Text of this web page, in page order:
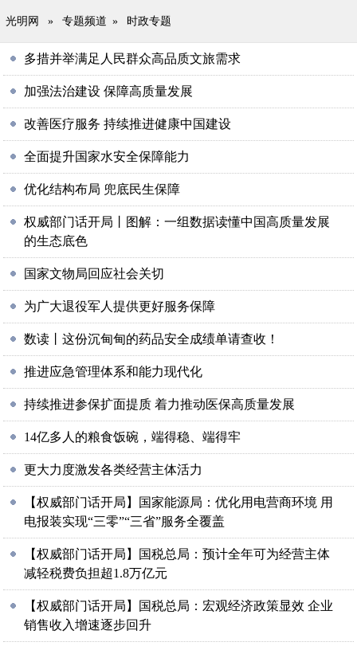
光明网 » 专题频道 » 时政专题
多措并举满足人民群众高品质文旅需求
加强法治建设 保障高质量发展
改善医疗服务 持续推进健康中国建设
全面提升国家水安全保障能力
优化结构布局 兜底民生保障
权威部门话开局丨图解：一组数据读懂中国高质量发展
的生态底色
国家文物局回应社会关切
为广大退役军人提供更好服务保障
数读丨这份沉甸甸的药品安全成绩单请查收！
推进应急管理体系和能力现代化
持续推进参保扩面提质 着力推动医保高质量发展
14亿多人的粮食饭碗，端得稳、端得牢
更大力度激发各类经营主体活力
【权威部门话开局】国家能源局：优化用电营商环境 用
电报装实现“三零”“三省”服务全覆盖
【权威部门话开局】国税总局：预计全年可为经营主体
减轻税费负担超1.8万亿元
【权威部门话开局】国税总局：宏观经济政策显效 企业
销售收入增速逐步回升